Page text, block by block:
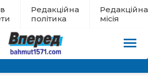
Редакційна
політика
Редакційна
місія